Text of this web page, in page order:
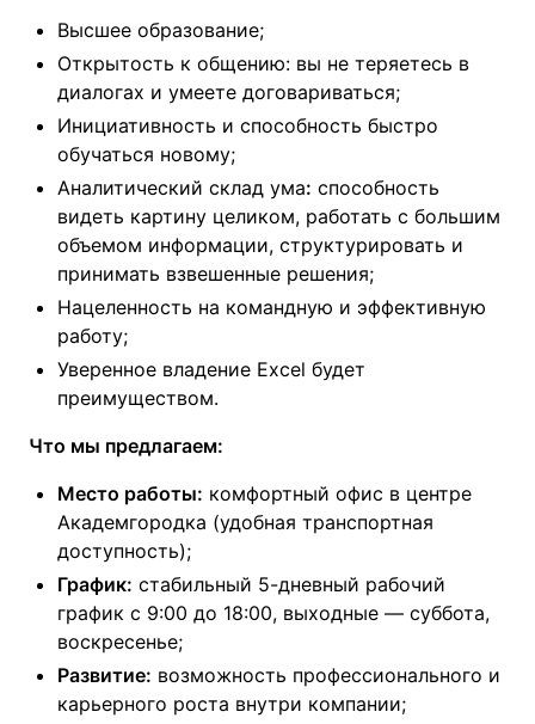
Высшее образование;
Открытость к общению: вы не теряетесь в
диалогах и умеете договариваться;
Инициативность и способность быстро
обучаться новому;
Аналитический склад ума: способность
видеть картину целиком, работать с большим
объемом информации, структурировать и
принимать взвешенные решения;
Нацеленность на командную и эффективную
работу;
Уверенное владение Excel будет
преимуществом.
Что мы предлагаем:
Место работы: комфортный офис в центре
Академгородка (удобная транспортная
доступность);
График: стабильный 5-дневный рабочий
график с 9:00 до 18:00, выходные — суббота,
воскресенье;
Развитие: возможность профессионального и
карьерного роста внутри компании;